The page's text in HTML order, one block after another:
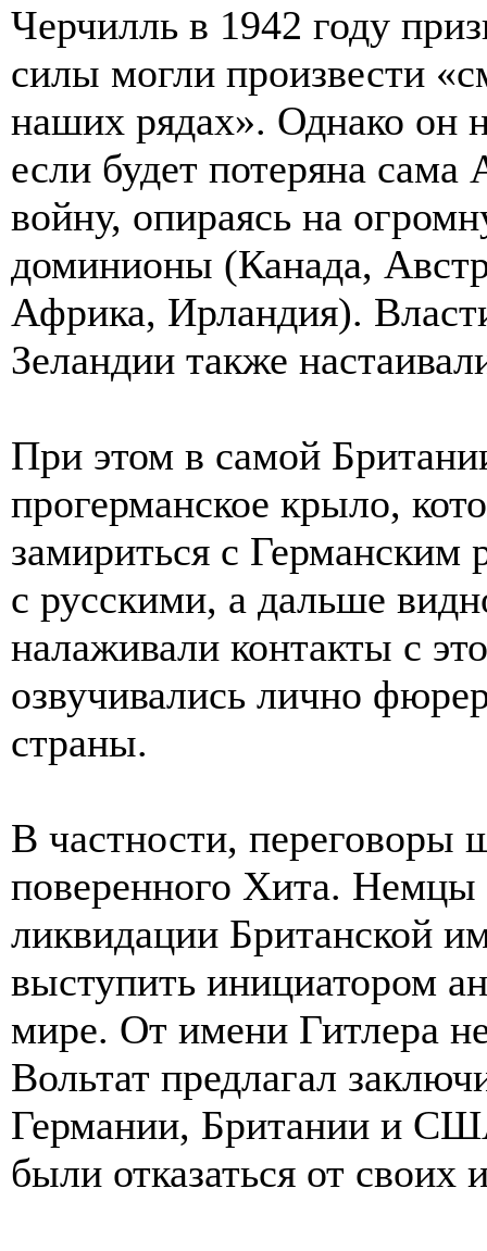
Черчилль в 1942 году
силы могли произвести
наших рядах». Однако он
если будет потеряна сама
войну, опираясь на
доминионы (Канада,
Африка, Ирландия).
Зеландии также
При этом в самой
прогерманское крыло,
замириться с
с русскими, а дальше
налаживали контакты с
озвучивались лично
страны.
В частности, переговоры
поверенного Хита.
ликвидации Британской
выступить инициатором
мире. От имени Гитлера
Вольтат предлагал
Германии, Британии и
были отказаться от своих